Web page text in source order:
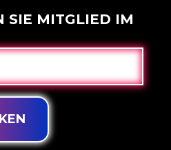
SIE MITGLIED IM